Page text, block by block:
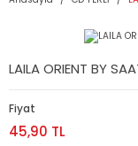
LAILA ORIENT BY
Fiyat
45,90 TL